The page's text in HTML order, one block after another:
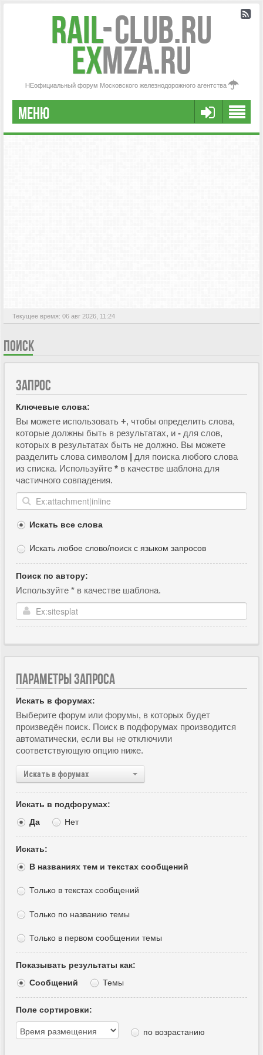
Rail-Club.RU
exMZA.RU
НЕофициальный форум Московского железнодорожного агентства
МЕНЮ
РЕГИСТРАЦИЯ
Текущее время: 06 авг 2026, 11:24
ПОИСК
ЗАПРОС
Ключевые слова:
Вы можете использовать +, чтобы определить слова,
которые должны быть в результатах, и - для слов,
которых в результатах быть не должно. Вы можете
разделить слова символом | для поиска любого слова
из списка. Используйте * в качестве шаблона для
частичного совпадения.
Искать все слова
Искать любое слово/поиск с языком запросов
Поиск по автору:
Используйте * в качестве шаблона.
ПАРАМЕТРЫ ЗАПРОСА
Искать в форумах:
Выберите форум или форумы, в которых будет
произведён поиск. Поиск в подфорумах производится
автоматически, если вы не отключили
соответствующую опцию ниже.
Искать в форумах
Искать в подфорумах:
Да
Нет
Искать:
В названиях тем и текстах сообщений
Только в текстах сообщений
Только по названию темы
Только в первом сообщении темы
Показывать результаты как:
Сообщений
Темы
Поле сортировки:
по возрастанию